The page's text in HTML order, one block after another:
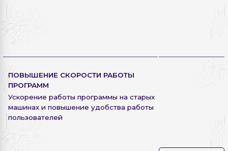
ПОВЫШЕНИЕ СКОРОСТИ РАБОТЫ
ПРОГРАММ
Ускорение работы программы на старых
машинах и повышение удобства работы
пользователей